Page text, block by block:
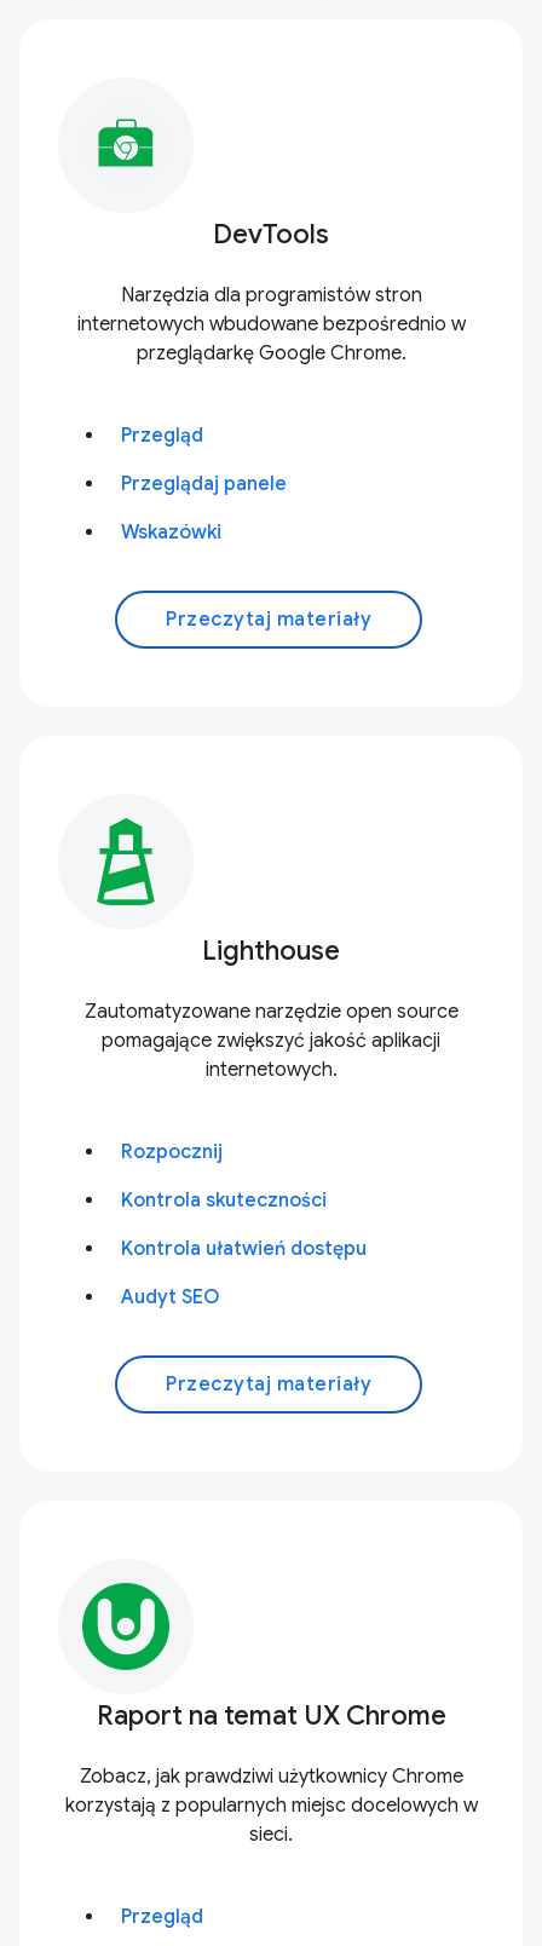
DevTools
Narzędzia dla programistów stron
internetowych wbudowane bezpośrednio w
przeglądarkę Google Chrome.
Przegląd
Przeglądaj panele
Wskazówki
Przeczytaj materiały
Lighthouse
Zautomatyzowane narzędzie open source
pomagające zwiększyć jakość aplikacji
internetowych.
Rozpocznij
Kontrola skuteczności
Kontrola ułatwień dostępu
Audyt SEO
Przeczytaj materiały
Raport na temat UX Chrome
Zobacz, jak prawdziwi użytkownicy Chrome
korzystają z popularnych miejsc docelowych w
sieci.
Przegląd